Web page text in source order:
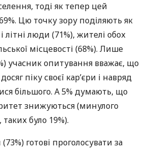
тоді як тепер цей
Цю точку зору поділяють як
літні люди (71%), жителі обох
місцевості (68%). Лише
учасник опитування вважає, що
піку своєї кар’єри і навряд
більшого. А 5% думають, що
знижуються (минулого
було 19%).
готові проголосувати за